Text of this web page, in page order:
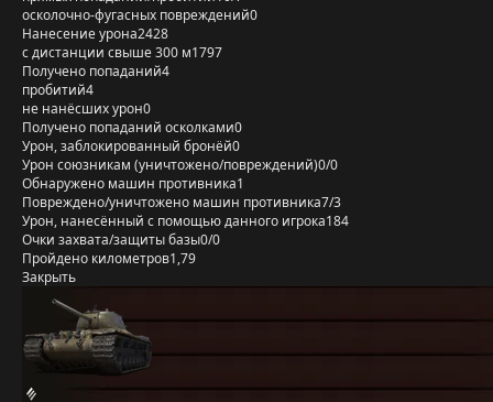
осколочно-фугасных повреждений0
Нанесение урона2428
с дистанции свыше 300 м1797
Получено попаданий4
пробитий4
не нанёсших урон0
Получено попаданий осколками0
Урон, заблокированный бронёй0
Урон союзникам (уничтожено/повреждений)0/0
Обнаружено машин противника1
Повреждено/уничтожено машин противника7/3
Урон, нанесённый с помощью данного игрока184
Очки захвата/защиты базы0/0
Пройдено километров1,79
Закрыть